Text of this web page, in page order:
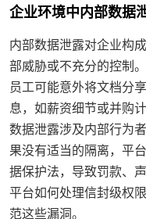
企业环境中内部数据
内部数据泄露对企业构
部威胁或不充分的控制
员工可能意外将文档分
息，如薪资细节或并购
数据泄露涉及内部行为
果没有适当的隔离，平
据保护法，导致罚款、
平台如何处理信封级权
范这些漏洞。